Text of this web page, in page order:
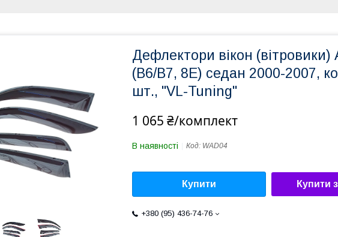
Дефлектори вікон (вітровики)
(B6/B7, 8E) седан 2000-2007,
шт., "VL-Tuning"
1 065 ₴/комплект
В наявності Код: WAD04
Купити Купити з
+380 (95) 436-74-76